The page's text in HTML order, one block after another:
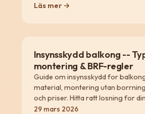
Läs mer →
Insynsskydd balkong --
montering & BRF-regler
Guide om insynsskydd for
material, montering utan
och priser. Hitta ratt losning for
29 mars 2026